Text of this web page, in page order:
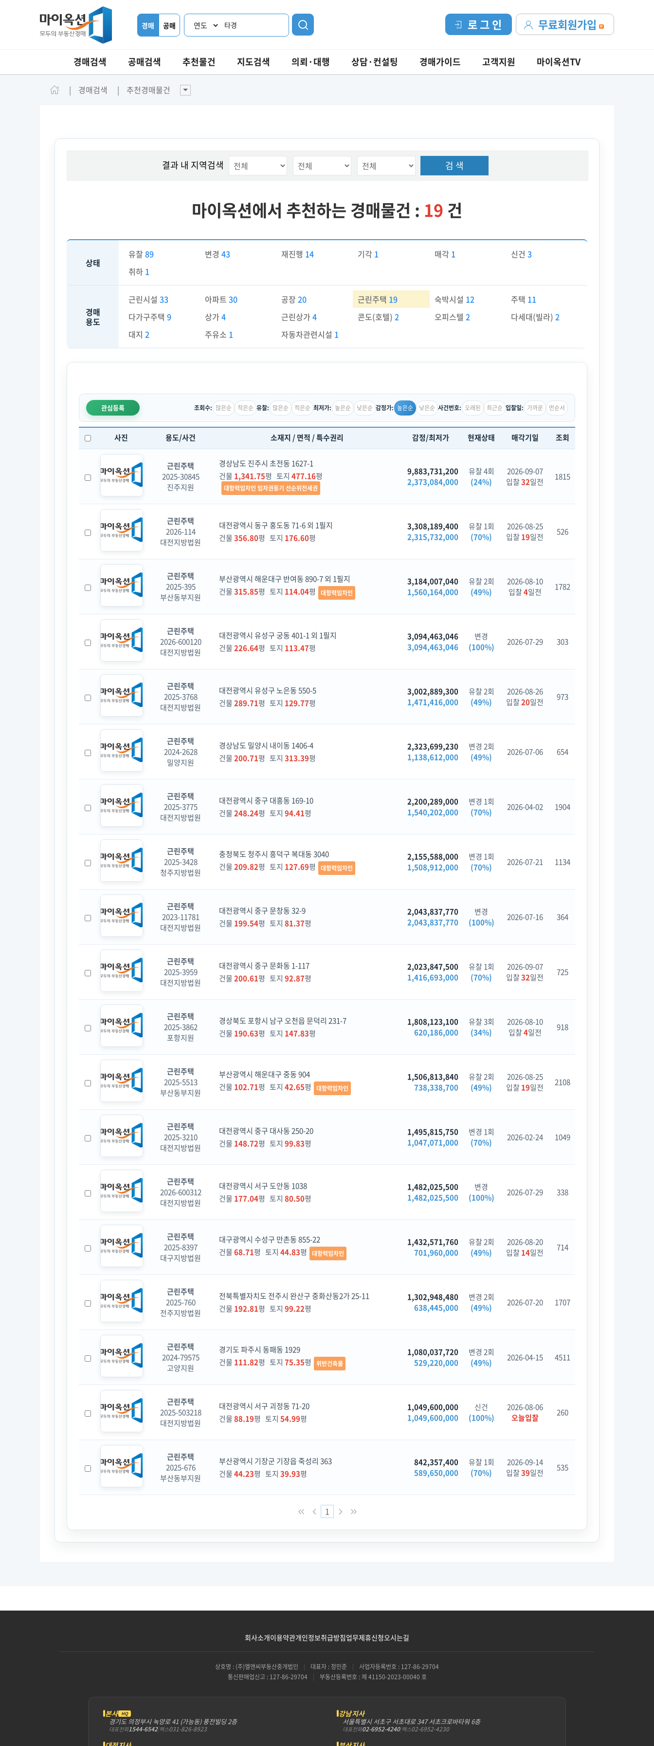
경매 공매 타경 무료회원가입
로 그 인
경매검색 공매검색 추천물건 지도검색 의뢰·대행 상담·컨설팅 경매가이드 고객지원 마이옥션TV
경매검색 추천경매물건
결과 내 지역검색 검 색
마이옥션에서 추천하는 경매물건 : 19 건
상태
유찰 89 변경43 재진행 14 기각 1 매각 1 신건 3
취하 1
경매
용도
근린시설 33 아파트30 공장20 근린주택 19 숙박시설 12 주택 11
다가구주택 9 상가4 근린상가4 콘도(호텔)2 오피스텔 2 다세대(빌라) 2
대지 2 주유소 1 자동차관련시설 1
관심등록 조회수: 많은순 적은순 유찰: 많은순 적은순 최저가: 높은순 낮은순 감정가: 높은순 낮은순 사건번호: 오래된 최근순 입찰일: 가까운 먼순서
사진 용도/사건 소재지 / 면적 / 특수권리 감정/최저가 현재상태 매각기일 조회
근린주택
2025-30845
진주지원
경상남도 진주시 초전동 1627-1
건물 1,341.75평 토지 477.16평
대항력임차인 임차권등기 선순위전세권
9,883,731,200
2,373,084,000
유찰 4회
(24%)
2026-09-07
입찰32일전 1815
근린주택
2026-114
대전지방법원
대전광역시 동구 홍도동 71-6 외 1필지
건물356.80평 토지 176.60평
3,308,189,400
2,315,732,000
유찰 1회
(70%)
2026-08-25
입찰19일전 526
근린주택
2025-395
부산동부지원
부산광역시 해운대구 반여동 890-7 외 1필지
건물315.85평 토지 114.04평 대항력임차인
3,184,007,040
1,560,164,000
유찰 2회
(49%)
2026-08-10
입찰4일전 1782
근린주택
2026-600120
대전지방법원
대전광역시 유성구 궁동 401-1 외 1필지
건물226.64평 토지 113.47평
3,094,463,046
3,094,463,046
변경
(100%)
2026-07-29 303
근린주택
2025-3768
대전지방법원
대전광역시 유성구 노은동 550-5
건물289.71평 토지 129.77평
3,002,889,300
1,471,416,000
유찰 2회
(49%)
2026-08-26
입찰20일전 973
근린주택
2024-2628
밀양지원
경상남도 밀양시 내이동 1406-4
건물200.71평 토지 313.39평
2,323,699,230
1,138,612,000
변경 2회
(49%)
2026-07-06 654
근린주택
2025-3775
대전지방법원
대전광역시 중구 대흥동 169-10
건물248.24평 토지 94.41평
2,200,289,000
1,540,202,000
변경 1회
(70%)
2026-04-02 1904
근린주택
2025-3428
청주지방법원
충청북도 청주시 흥덕구 복대동 3040
건물209.82평 토지 127.69평 대항력임차인
2,155,588,000
1,508,912,000
변경 1회
(70%)
2026-07-21 1134
근린주택
2023-11781
대전지방법원
대전광역시 중구 문창동 32-9
건물 199.54평 토지 81.37평
2,043,837,770
2,043,837,770
변경
(100%)
2026-07-16 364
근린주택
2025-3959
대전지방법원
대전광역시 중구 문화동 1-117
건물200.61평 토지 92.87평
2,023,847,500
1,416,693,000
유찰 1회
(70%)
2026-09-07
입찰32일전 725
근린주택
2025-3862
포항지원
경상북도 포항시 남구 오천읍 문덕리 231-7
건물 190.63평 토지 147.83평
1,808,123,100
620,186,000
유찰 3회
(34%)
2026-08-10
입찰4일전 918
근린주택
2025-5513
부산동부지원
부산광역시 해운대구 중동 904
건물 102.71평 토지 42.65평 대항력임차인
1,506,813,840
738,338,700
유찰 2회
(49%)
2026-08-25
입찰19일전 2108
근린주택
2025-3210
대전지방법원
대전광역시 중구 대사동 250-20
건물 148.72평 토지 99.83평
1,495,815,750
1,047,071,000
변경 1회
(70%)
2026-02-24 1049
근린주택
2026-600312
대전지방법원
대전광역시 서구 도안동 1038
건물 177.04평 토지 80.50평
1,482,025,500
1,482,025,500
변경
(100%)
2026-07-29 338
근린주택
2025-8397
대구지방법원
대구광역시 수성구 만촌동 855-22
건물68.71평 토지 44.83평 대항력임차인
1,432,571,760
701,960,000
유찰 2회
(49%)
2026-08-20
입찰14일전 714
근린주택
2025-760
전주지방법원
전북특별자치도 전주시 완산구 중화산동2가 25-11
건물 192.81평 토지 99.22평
1,302,948,480
638,445,000
변경 2회
(49%)
2026-07-20 1707
근린주택
2024-79575
고양지원
경기도 파주시 동패동 1929
건물 111.82평 토지 75.35평 위반건축물
1,080,037,720
529,220,000
변경 2회
(49%)
2026-04-15 4511
근린주택
2025-503218
대전지방법원
대전광역시 서구 괴정동 71-20
건물88.19평 토지 54.99평
1,049,600,000
1,049,600,000
신건
(100%)
2026-08-06
오늘입찰
260
근린주택
2025-676
부산동부지원
부산광역시 기장군 기장읍 죽성리 363
건물44.23평 토지 39.93평
842,357,400
589,650,000
유찰 1회
(70%)
2026-09-14
입찰39일전 535
1
회사소개이용약관개인정보취급방침업무제휴신청오시는길
상호명 : (주)엘앤씨부동산중개법인 | 대표자 : 정민준 |
사업자등록번호 : 127-86-29704
통신판매업신고 : 127-86-29704
| 부동산등록번호 : 제 41150-2023-00040 호
본사 HQ
경기도 의정부시 녹양로 41 (가능동) 풍전빌딩 2층
대표전화1544-6542|팩스031-826-8923
강남지사
서울특별시 서초구 서초대로 347 서초크로바타워 6층
대표전화02-6952-4240|팩스02-6952-4230